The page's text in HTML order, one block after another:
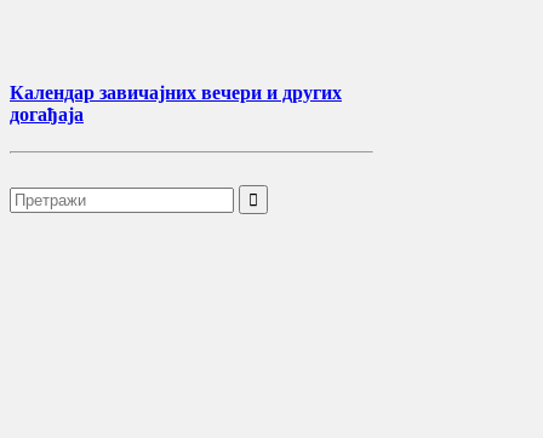
Календар завичајних вечери и других
догађаја